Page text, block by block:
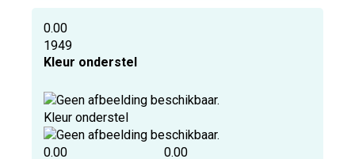
0.00
1949
Kleur onderstel
Kleur onderstel
0.00
0.00